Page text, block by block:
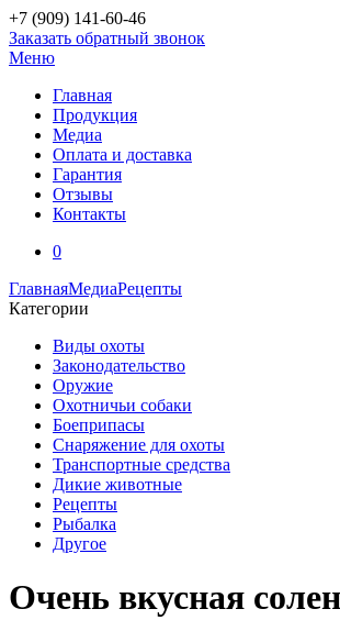
+7 (909) 141-60-46
Заказать обратный звонок
Меню
Главная
Продукция
Медиа
Оплата и доставка
Гарантия
Отзывы
Контакты
0
ГлавнаяМедиаРецепты
Категории
Виды охоты
Законодательство
Оружие
Охотничьи собаки
Боеприпасы
Снаряжение для охоты
Транспортные средства
Дикие животные
Рецепты
Рыбалка
Другое
Очень вкусная